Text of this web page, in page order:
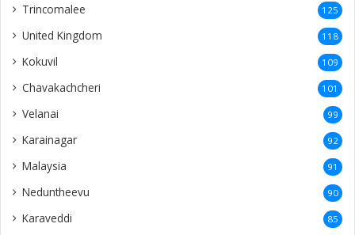
Trincomalee 125
United Kingdom 118
Kokuvil 109
Chavakachcheri 101
Velanai 99
Karainagar 92
Malaysia 91
Neduntheevu 90
Karaveddi 85